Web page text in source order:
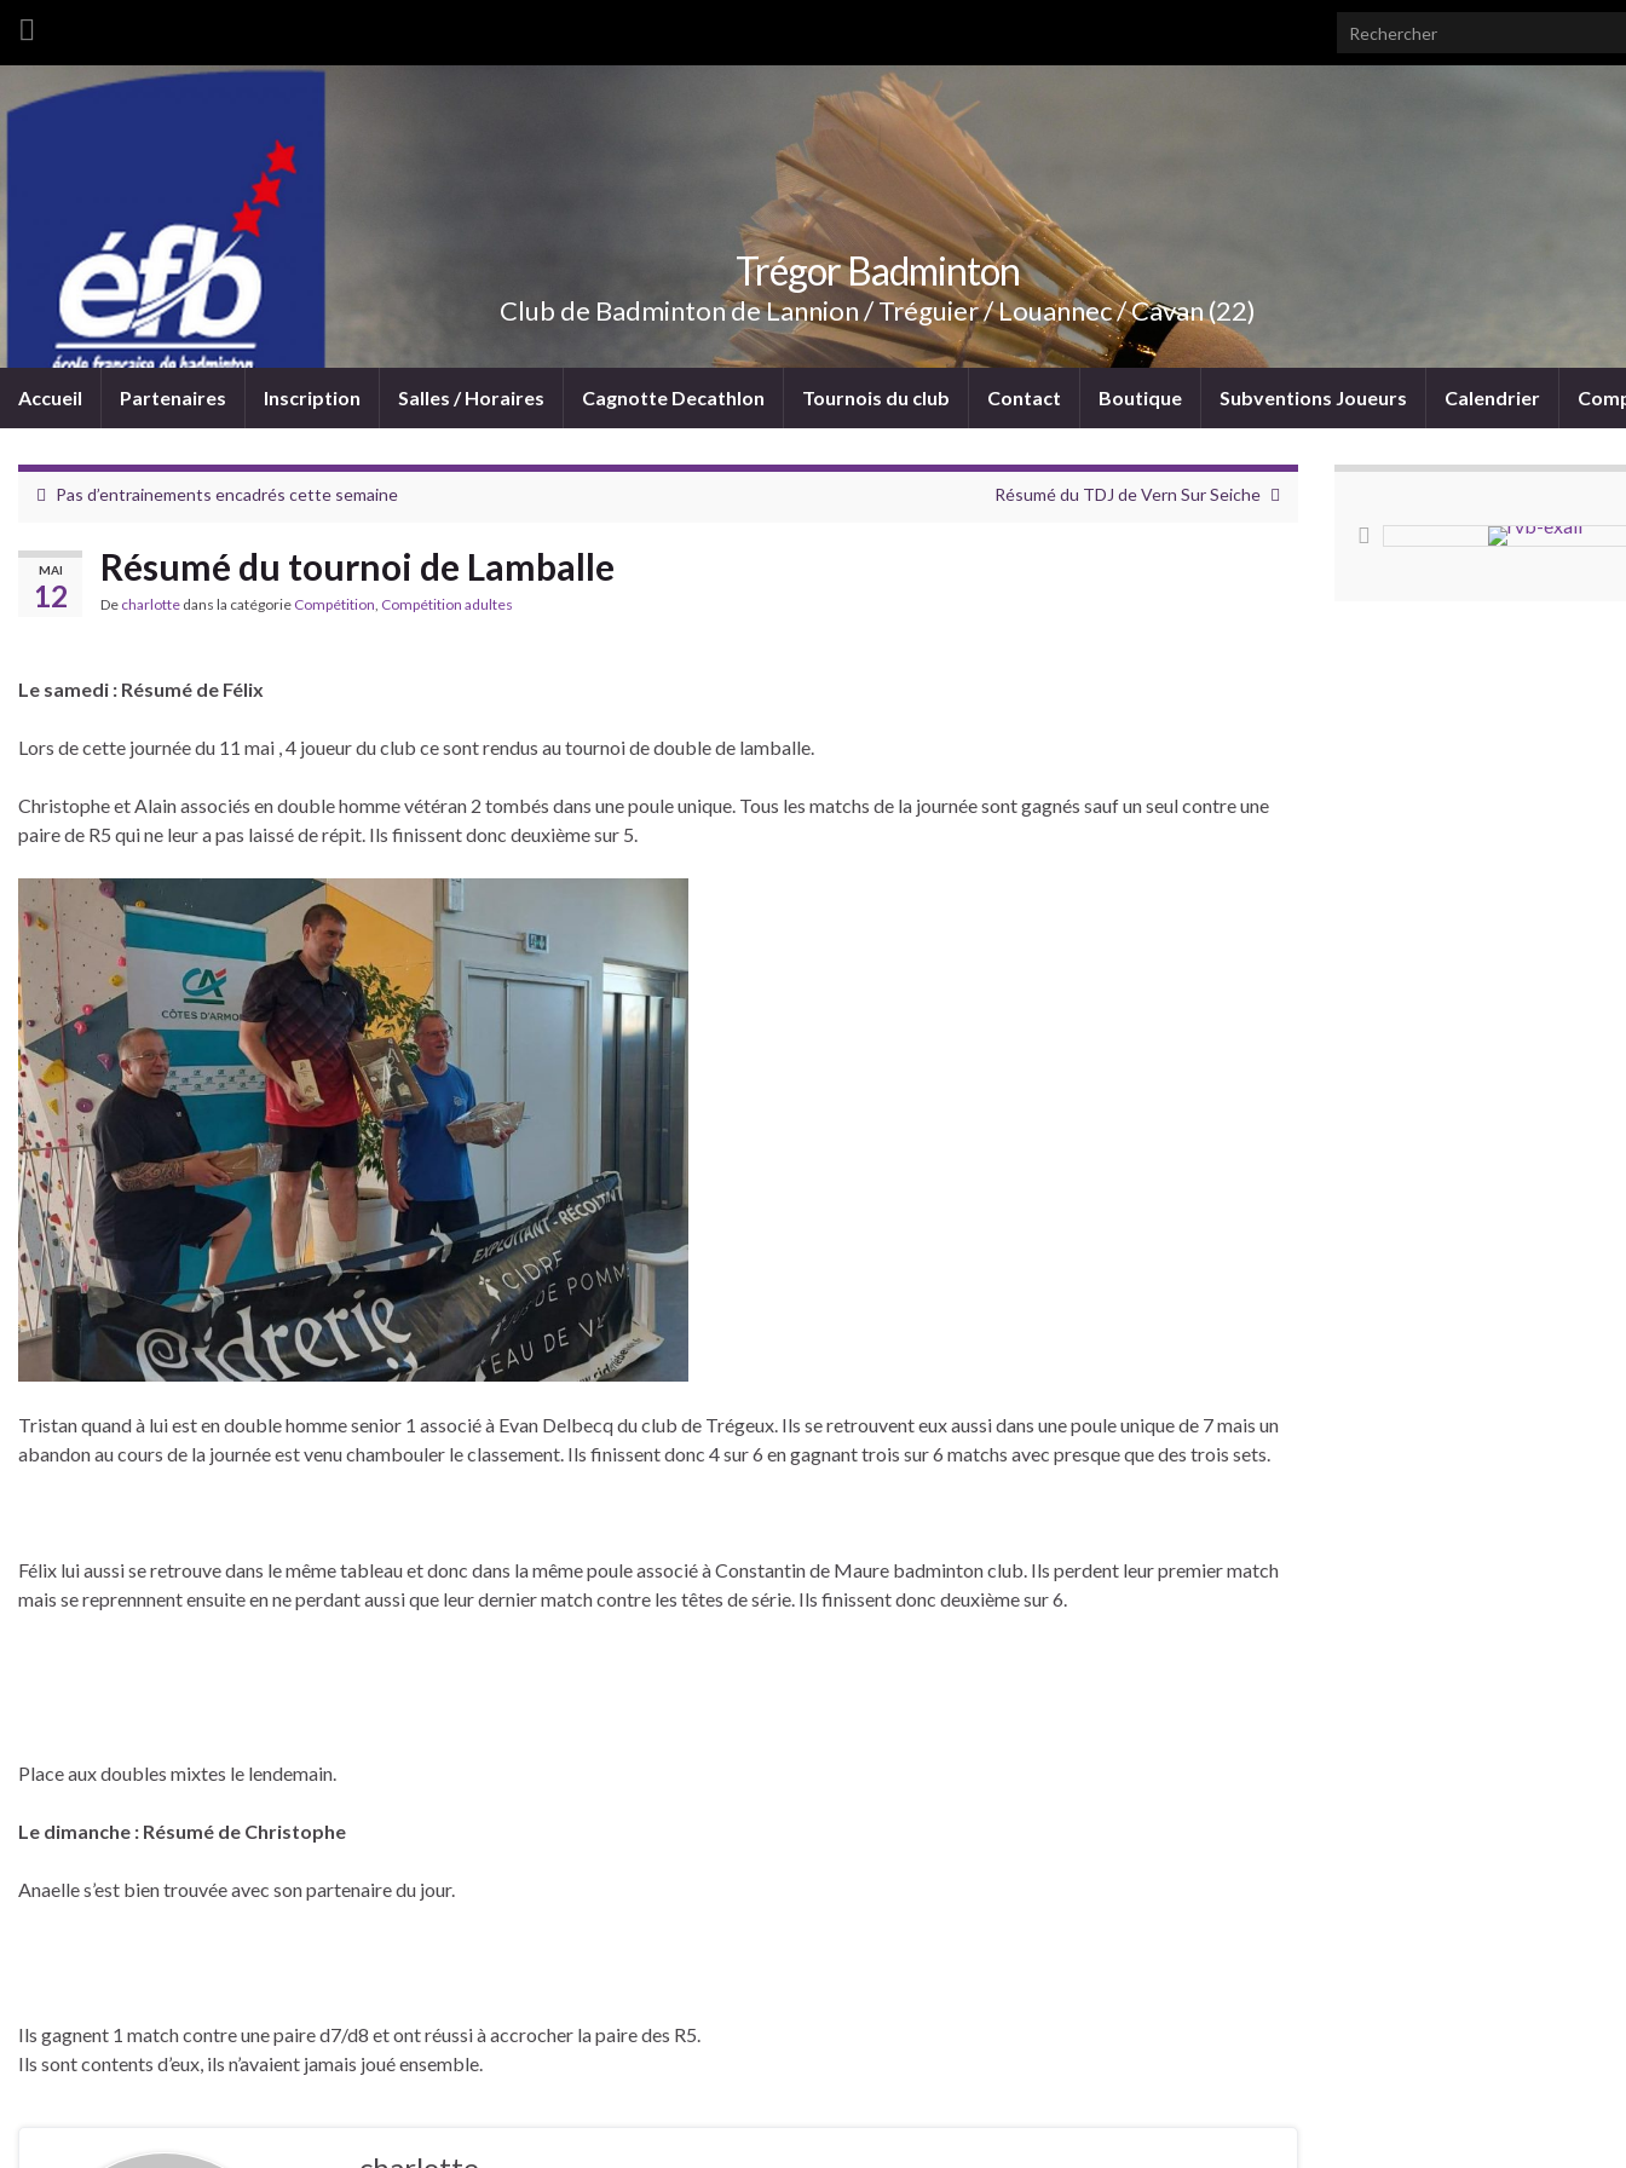
Search for:
Trégor Badminton
Club de Badminton de Lannion / Tréguier / Louannec / Cavan (22)
Accueil Partenaires Inscription Salles / Horaires Cagnotte Decathlon Tournois du club Contact Boutique Subventions Joueurs Calendrier
Pas d’entrainements encadrés cette semaine Résumé du TDJ de Vern Sur Seiche
MAI
12
Résumé du tournoi de Lamballe
De charlotte dans la catégorie Compétition, Compétition adultes
Le samedi : Résumé de Félix
Lors de cette journée du 11 mai , 4 joueur du club ce sont rendus au tournoi de double de lamballe.
Christophe et Alain associés en double homme vétéran 2 tombés dans une poule unique. Tous les matchs de la journée sont gagnés sauf un seul contre une
paire de R5 qui ne leur a pas laissé de répit. Ils finissent donc deuxième sur 5.
Tristan quand à lui est en double homme senior 1 associé à Evan Delbecq du club de Trégeux. Ils se retrouvent eux aussi dans une poule unique de 7 mais un
abandon au cours de la journée est venu chambouler le classement. Ils finissent donc 4 sur 6 en gagnant trois sur 6 matchs avec presque que des trois sets.
Félix lui aussi se retrouve dans le même tableau et donc dans la même poule associé à Constantin de Maure badminton club. Ils perdent leur premier match
mais se reprennnent ensuite en ne perdant aussi que leur dernier match contre les têtes de série. Ils finissent donc deuxième sur 6.
Place aux doubles mixtes le lendemain.
Le dimanche : Résumé de Christophe
Anaelle s’est bien trouvée avec son partenaire du jour.
Ils gagnent 1 match contre une paire d7/d8 et ont réussi à accrocher la paire des R5.
Ils sont contents d’eux, ils n’avaient jamais joué ensemble.